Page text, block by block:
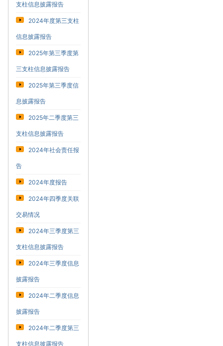
支柱信息披露报告
2024年度第三支柱
信息披露报告
2025年第三季度第
三支柱信息披露报告
2025年第三季度信
息披露报告
2025年二季度第三
支柱信息披露报告
2024年社会责任报
告
2024年度报告
2024年四季度关联
交易情况
2024年三季度第三
支柱信息披露报告
2024年三季度信息
披露报告
2024年二季度信息
披露报告
2024年二季度第三
支柱信息披露报告